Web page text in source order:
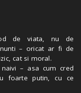
de viata, nu de
– oricat ar fi de
cat si moral.
– asa cum cred
foarte putin, cu ce